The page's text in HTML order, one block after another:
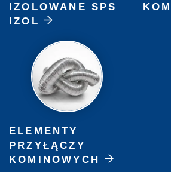
IZOLOWANE SPS
IZOL
ELEMENTY
PRZYŁĄCZY
KOMINOWYCH